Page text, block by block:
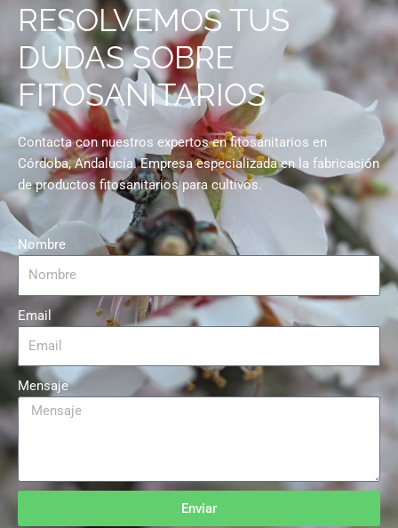
RESOLVEMOS TUS
DUDAS SOBRE
FITOSANITARIOS
Contacta con nuestros expertos en fitosanitarios en
Córdoba, Andalucía. Empresa especializada en la fabricación
de productos fitosanitarios para cultivos.
Nombre
Email
Mensaje
Enviar